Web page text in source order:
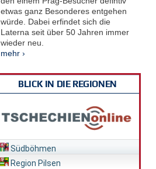
etwas ganz Besonderes entgehen
würde. Dabei erfindet sich die
Laterna seit über 50 Jahren immer
wieder neu.
mehr ›
BLICK IN DIE REGIONEN
Südböhmen
Region Pilsen